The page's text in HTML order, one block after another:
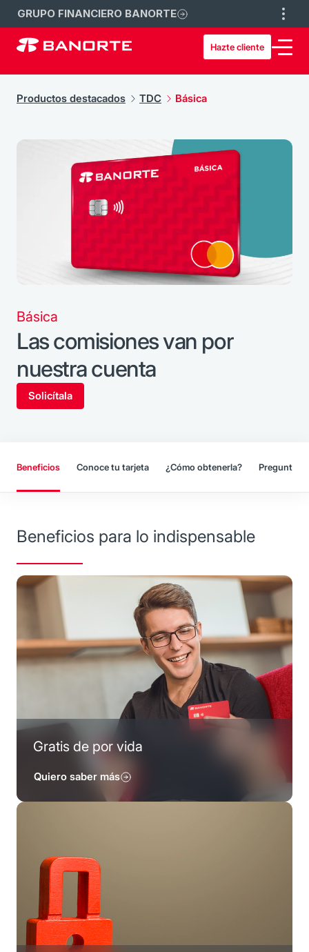
GRUPO FINANCIERO BANORTE
Hazte cliente
Productos destacados TDC Básica
Básica
Las comisiones van por
nuestra cuenta
Solicítala
Beneficios Conoce tu tarjeta ¿Cómo obtenerla? Preguntas
Beneficios para lo indispensable
Gratis de por vida
Quiero saber más